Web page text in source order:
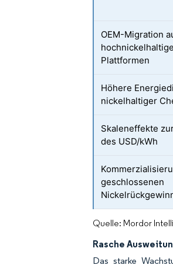
OEM-Migration
Plattformen
Höhere
nickelhaltiger
Skaleneffekte
des USD/kWh
geschlossenen
Quelle: Mordor
Rasche
Das starke